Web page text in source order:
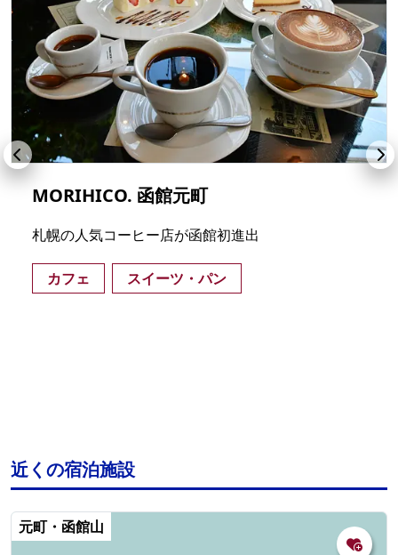
MORIHICO. 函館元町
札幌の人気コーヒー店が函館初進出
カフェ スイーツ・パン
近くの宿泊施設
元町・函館山